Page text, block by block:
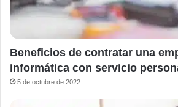
Beneficios de contratar una
informática con servicio
5 de octubre de 2022